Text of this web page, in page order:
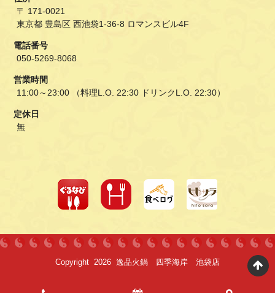
〒 171-0021
東京都 豊島区 西池袋1-36-8 ロマンスビル4F
電話番号
050-5269-8068
営業時間
11:00～23:00 （料理L.O. 22:30 ドリンクL.O. 22:30）
定休日
無
Copyright 2026 逸品火鍋 四季海岸 池袋店